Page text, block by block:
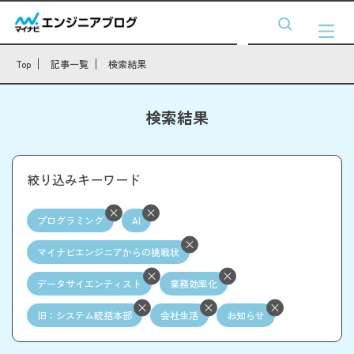
Top 記事一覧 検索結果
検索結果
絞り込みキーワード
プログラミング AI
マイナビエンジニアからの挑戦状
データサイエンティスト 業務効率化
旧：システム統括本部 会社生活 お知らせ